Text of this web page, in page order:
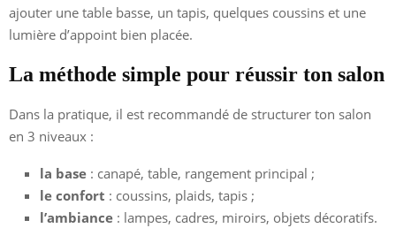
ajouter une table basse, un tapis, quelques coussins et une
lumière d’appoint bien placée.
La méthode simple pour réussir ton salon
Dans la pratique, il est recommandé de structurer ton salon
en 3 niveaux :
la base : canapé, table, rangement principal ;
le confort : coussins, plaids, tapis ;
l’ambiance : lampes, cadres, miroirs, objets décoratifs.